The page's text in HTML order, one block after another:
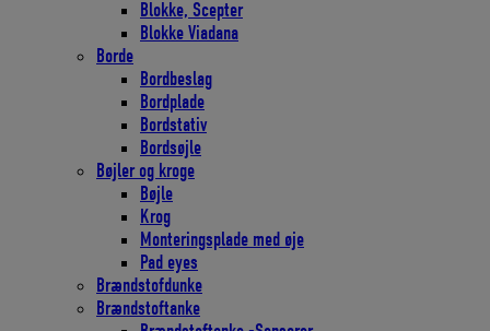
Blokke, Scepter
Blokke Viadana
Borde
Bordbeslag
Bordplade
Bordstativ
Bordsøjle
Bøjler og kroge
Bøjle
Krog
Monteringsplade med øje
Pad eyes
Brændstofdunke
Brændstoftanke